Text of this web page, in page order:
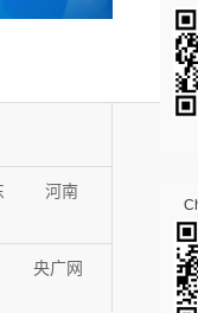
河南
央广网